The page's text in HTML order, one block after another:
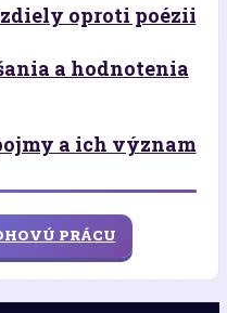
oproti poézii
a hodnotenia
a ich význam
PRÁCU